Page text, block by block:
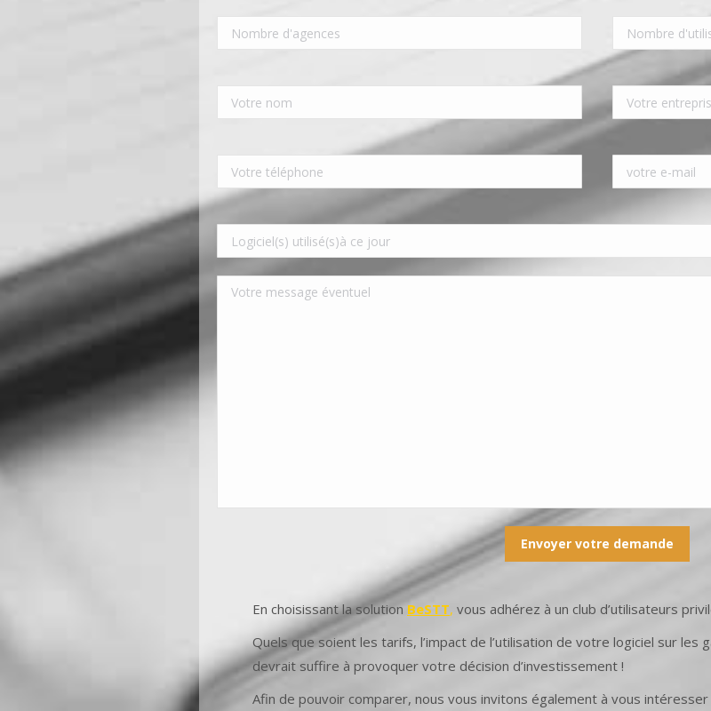
En choisissant la solution BeSTT, vous adhérez à un club d’utilisateurs
Quels que soient les tarifs, l’impact de l’utilisation de votre logiciel sur
devrait suffire à provoquer votre décision d’investissement !
Afin de pouvoir comparer, nous vous invitons également à vous